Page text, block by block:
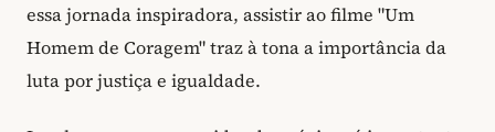
essa jornada inspiradora, assistir ao filme "Um
Homem de Coragem" traz à tona a importância da
luta por justiça e igualdade.